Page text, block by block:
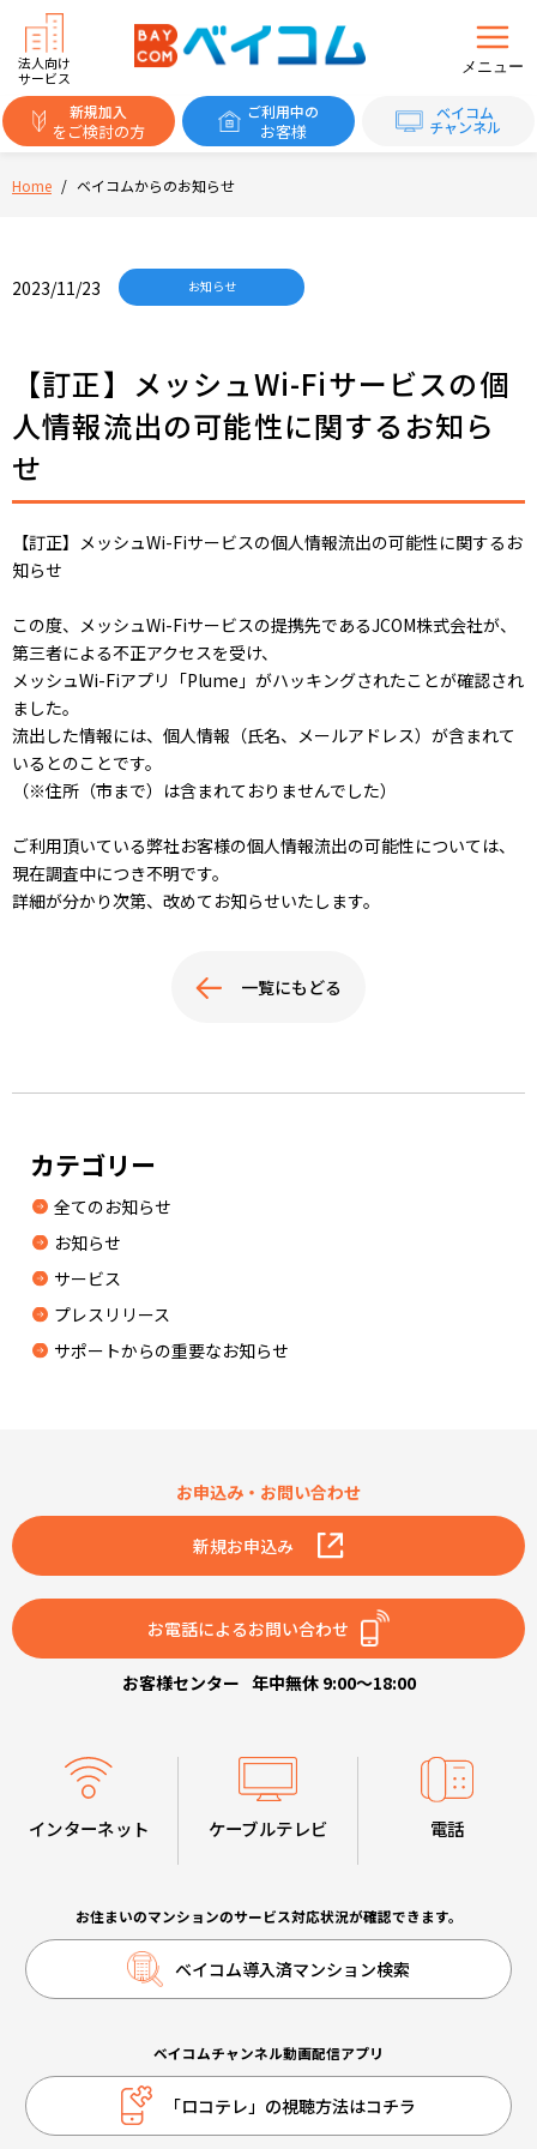
Home / ベイコムからのお知らせ
法人向け
サービス
メニュー
新規加入
をご検討の方
ご利用中の
お客様
ベイコム
チャンネル
2023/11/23 お知らせ
【訂正】メッシュWi-Fiサービスの個
人情報流出の可能性に関するお知ら
せ
【訂正】メッシュWi-Fiサービスの個人情報流出の可能性に関するお
知らせ
この度、メッシュWi-Fiサービスの提携先であるJCOM株式会社が、
第三者による不正アクセスを受け、
メッシュWi-Fiアプリ「Plume」がハッキングされたことが確認され
ました。
流出した情報には、個人情報（氏名、メールアドレス）が含まれて
いるとのことです。
（※住所（市まで）は含まれておりませんでした）
ご利用頂いている弊社お客様の個人情報流出の可能性については、
現在調査中につき不明です。
詳細が分かり次第、改めてお知らせいたします。
一覧にもどる
カテゴリー
全てのお知らせ
お知らせ
サービス
プレスリリース
サポートからの重要なお知らせ
お申込み・お問い合わせ
新規お申込み
お電話によるお問い合わせ
お客様センター 年中無休 9:00～18:00
インターネット ケーブルテレビ 電話
お住まいのマンションのサービス対応状況が確認できます。
ベイコム導入済マンション検索
ベイコムチャンネル動画配信アプリ
「ロコテレ」の視聴方法はコチラ